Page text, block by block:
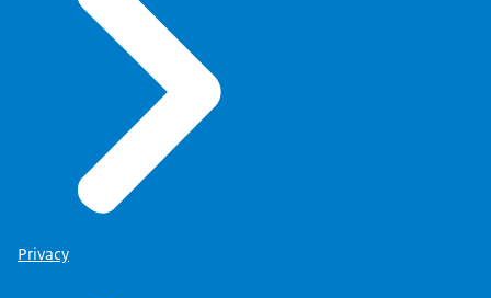
Privacy